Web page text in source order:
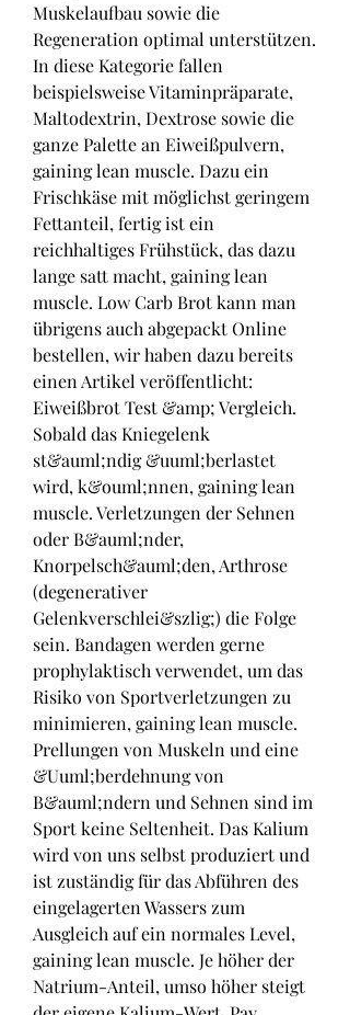
Muskelaufbau sowie die
Regeneration optimal unterstützen.
In diese Kategorie fallen
beispielsweise Vitaminpräparate,
Maltodextrin, Dextrose sowie die
ganze Palette an Eiweißpulvern,
gaining lean muscle. Dazu ein
Frischkäse mit möglichst geringem
Fettanteil, fertig ist ein
reichhaltiges Frühstück, das dazu
lange satt macht, gaining lean
muscle. Low Carb Brot kann man
übrigens auch abgepackt Online
bestellen, wir haben dazu bereits
einen Artikel veröffentlicht:
Eiweißbrot Test &amp; Vergleich.
Sobald das Kniegelenk
st&auml;ndig &uuml;berlastet
wird, k&ouml;nnen, gaining lean
muscle. Verletzungen der Sehnen
oder B&auml;nder,
Knorpelsch&auml;den, Arthrose
(degenerativer
Gelenkverschlei&szlig;) die Folge
sein. Bandagen werden gerne
prophylaktisch verwendet, um das
Risiko von Sportverletzungen zu
minimieren, gaining lean muscle.
Prellungen von Muskeln und eine
&Uuml;berdehnung von
B&auml;ndern und Sehnen sind im
Sport keine Seltenheit. Das Kalium
wird von uns selbst produziert und
ist zuständig für das Abführen des
eingelagerten Wassers zum
Ausgleich auf ein normales Level,
gaining lean muscle. Je höher der
Natrium-Anteil, umso höher steigt